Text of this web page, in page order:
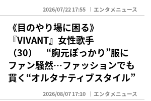
2026/07/22 17:55 エンタメニュース
《目のやり場に困る》
『VIVANT』女性歌手
（30） “胸元ぽっかり”服に
ファン騒然…ファッションでも
貫く“オルタナティブスタイル”
2026/08/07 17:10 エンタメニュース